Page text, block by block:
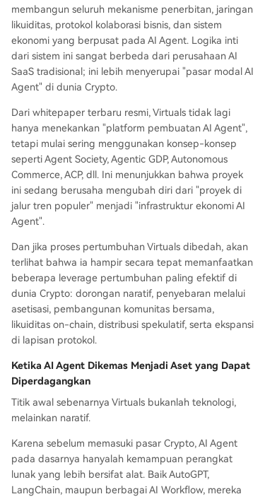
membangun seluruh mekanisme penerbitan, jaringan
likuiditas, protokol kolaborasi bisnis, dan sistem
ekonomi yang berpusat pada AI Agent. Logika inti
dari sistem ini sangat berbeda dari perusahaan AI
SaaS tradisional; ini lebih menyerupai "pasar modal AI
Agent" di dunia Crypto.
Dari whitepaper terbaru resmi, Virtuals tidak lagi
hanya menekankan "platform pembuatan AI Agent",
tetapi mulai sering menggunakan konsep-konsep
seperti Agent Society, Agentic GDP, Autonomous
Commerce, ACP, dll. Ini menunjukkan bahwa proyek
ini sedang berusaha mengubah diri dari "proyek di
jalur tren populer" menjadi "infrastruktur ekonomi AI
Agent".
Dan jika proses pertumbuhan Virtuals dibedah, akan
terlihat bahwa ia hampir secara tepat memanfaatkan
beberapa leverage pertumbuhan paling efektif di
dunia Crypto: dorongan naratif, penyebaran melalui
asetisasi, pembangunan komunitas bersama,
likuiditas on-chain, distribusi spekulatif, serta ekspansi
di lapisan protokol.
Ketika AI Agent Dikemas Menjadi Aset yang Dapat
Diperdagangkan
Titik awal sebenarnya Virtuals bukanlah teknologi,
melainkan naratif.
Karena sebelum memasuki pasar Crypto, AI Agent
pada dasarnya hanyalah kemampuan perangkat
lunak yang lebih bersifat alat. Baik AutoGPT,
LangChain, maupun berbagai AI Workflow, mereka